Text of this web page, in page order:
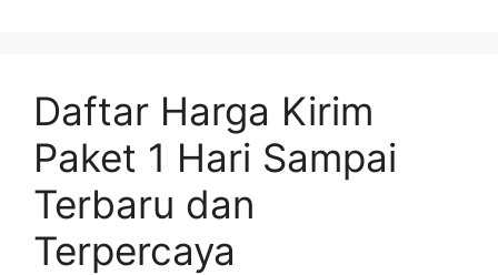
Daftar Harga Kirim
Paket 1 Hari Sampai
Terbaru dan
Terpercaya